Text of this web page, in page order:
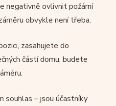
negativně ovlivnit požární
obvykle není třeba.
zasahujete do
částí domu, budete
souhlas – jsou účastníky